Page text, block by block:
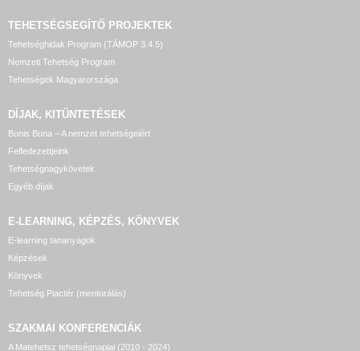
TEHETSÉGSEGÍTŐ PROJEKTEK
Tehetséghidak Program (TÁMOP 3.4.5)
Nemzeti Tehetség Program
Tehetségek Magyarországa
DÍJAK, KITÜNTETÉSEK
Bonis Bona – A nemzet tehetségeiért
Felfedezettjeink
Tehetségnagykövetek
Egyéb díjak
E-LEARNING, KÉPZÉS, KÖNYVEK
E-learning tananyagok
Képzések
Könyvek
Tehetség Piactér (mentorálás)
SZAKMAI KONFERENCIÁK
A Matehetsz tehetségnapjai (2010 - 2024)